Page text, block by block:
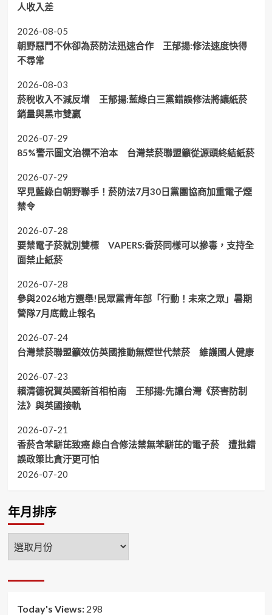
人收入差
2026-08-05
朝野惡鬥不休卻為菸防法迅速合作 王郁揚:修法速度快得
不尋常
2026-08-03
菸稅收入不減反增 王郁揚:藍綠白三黨錯誤修法將讓紙菸
銷量與黑市雙贏
2026-07-29
85%警示圖文治標不治本 台灣禁菸聯盟籲從源頭終結紙菸
2026-07-29
罕見藍綠白朝野聯手！菸防法7月30日黨團協商加重電子煙
禁令
2026-07-28
要禁電子菸就別雙標 VAPERS:香菸同樣可以摻毒，支持全
面禁止紙菸
2026-07-28
參與2026地方選舉!民眾黨青年部「行動！未來之眾」暑期
營隊7月底截止報名
2026-07-24
台灣禁菸聯盟籲效仿英國推動無煙世代禁菸 維護國人健康
2026-07-23
賴清德祝賀英國新首相柏南 王郁揚:先讓台灣《菸害防制
法》與英國接軌
2026-07-21
香菸含苯駢芘致癌 綠白合修法禁無苯駢芘的電子菸 遭批錯
誤政策比貪汙更可怕
2026-07-20
年月排序
年
月
序
Today's Views: 298